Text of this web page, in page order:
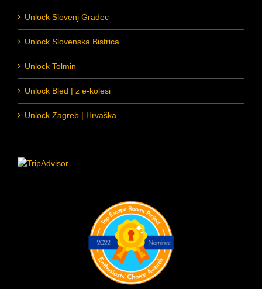
Unlock Slovenj Gradec
Unlock Slovenska Bistrica
Unlock Tolmin
Unlock Bled | z e-kolesi
Unlock Zagreb | Hrvaška